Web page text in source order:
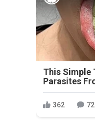
This Simple
Parasites
362 72